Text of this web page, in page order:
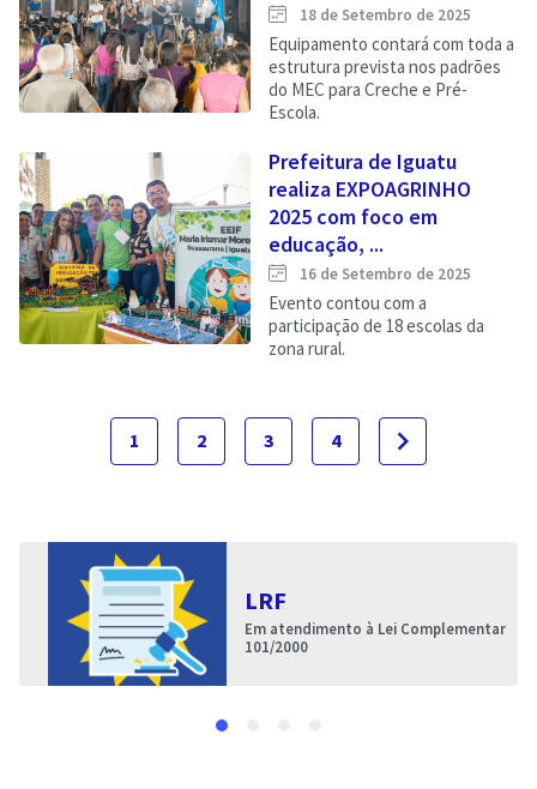
18 de Setembro de 2025
Equipamento contará com toda a
estrutura prevista nos padrões
do MEC para Creche e Pré-
Escola.
Prefeitura de Iguatu
realiza EXPOAGRINHO
2025 com foco em
educação, ...
16 de Setembro de 2025
Evento contou com a
participação de 18 escolas da
zona rural.
1 2 3 4 navigate_next
LRF
Em atendimento à Lei Complementar
101/2000